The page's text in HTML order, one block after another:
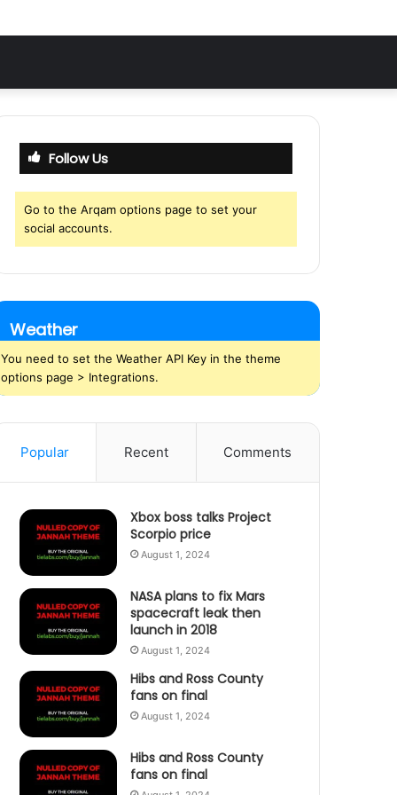
Follow Us
Go to the Arqam options page to set your
social accounts.
Weather
You need to set the Weather API Key in the theme
options page > Integrations.
Popular Recent Comments
Xbox boss talks Project
Scorpio price
August 1, 2024
NASA plans to fix Mars
spacecraft leak then
launch in 2018
August 1, 2024
Hibs and Ross County
fans on final
August 1, 2024
Hibs and Ross County
fans on final